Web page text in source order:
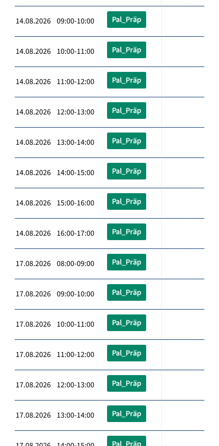
14.08.2026 09:00-10:00 Pal_Präp
14.08.2026 10:00-11:00 Pal_Präp
14.08.2026 11:00-12:00 Pal_Präp
14.08.2026 12:00-13:00 Pal_Präp
14.08.2026 13:00-14:00 Pal_Präp
14.08.2026 14:00-15:00 Pal_Präp
14.08.2026 15:00-16:00 Pal_Präp
14.08.2026 16:00-17:00 Pal_Präp
17.08.2026 08:00-09:00 Pal_Präp
17.08.2026 09:00-10:00 Pal_Präp
17.08.2026 10:00-11:00 Pal_Präp
17.08.2026 11:00-12:00 Pal_Präp
17.08.2026 12:00-13:00 Pal_Präp
17.08.2026 13:00-14:00 Pal_Präp